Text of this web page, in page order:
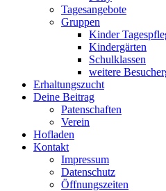
Tagesangebote
Gruppen
Kinder
Kindergärten
Schulklassen
weitere
Erhaltungszucht
Deine Beitrag
Patenschaften
Verein
Hofladen
Kontakt
Impressum
Datenschutz
Öffnungszeiten